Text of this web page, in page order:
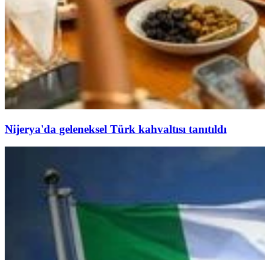
Nijerya'da geleneksel Türk kahvaltısı tanıtıldı